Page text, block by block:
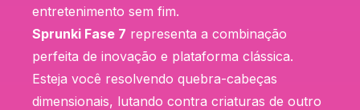
entretenimento sem fim.
Sprunki Fase 7 representa a combinação
perfeita de inovação e plataforma clássica.
Esteja você resolvendo quebra-cabeças
dimensionais, lutando contra criaturas de outro